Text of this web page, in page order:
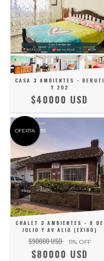
CASA 3 AMBIENTES - BERUTI
Y 202
$40000 USD
OFERTA
CHALET 3 AMBIENTES - 9 DE
JULIO Y AV ALIO (EX180)
$90000 USD 11% OFF
$80000 USD